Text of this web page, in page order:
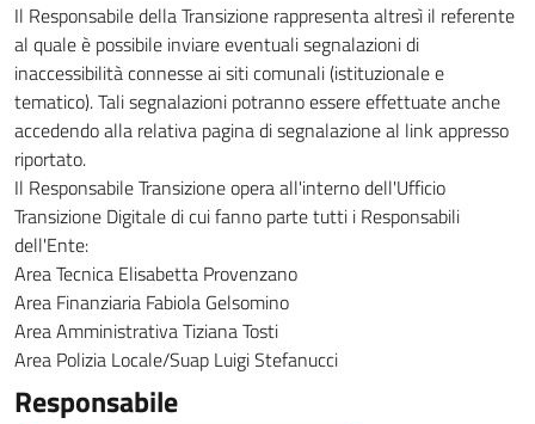
Il Responsabile della Transizione rappresenta altresì il referente
al quale è possibile inviare eventuali segnalazioni di
inaccessibilità connesse ai siti comunali (istituzionale e
tematico). Tali segnalazioni potranno essere effettuate anche
accedendo alla relativa pagina di segnalazione al link appresso
riportato.
Il Responsabile Transizione opera all'interno dell'Ufficio
Transizione Digitale di cui fanno parte tutti i Responsabili
dell'Ente:
Area Tecnica Elisabetta Provenzano
Area Finanziaria Fabiola Gelsomino
Area Amministrativa Tiziana Tosti
Area Polizia Locale/Suap Luigi Stefanucci
Responsabile